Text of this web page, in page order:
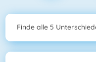
Finde alle 5